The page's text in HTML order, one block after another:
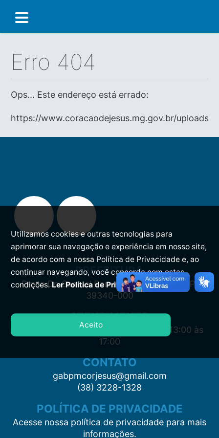
Erro 404
Ops... Este endereço está errado:
https://www.coracaodejesus.mg.gov.br/uploads/
PREFEITURA
Praça Dr. Samuel Barreto, s/n, Centro CEP:
39340-000
ATENDIMENTO
Segunda à Sexta: 7:00 às 11:00 e das 13:00 às
17:00
CONTATO
gabpmcorjesus@gmail.com
(38) 3228-1328
POLÍTICA DE PRIVACIDADE
Acesse nossa política de privacidade para mais
informações.
Utilizamos cookies e outras tecnologias para
aprimorar sua navegação e experiência em nosso site,
de acordo com a nossa Política de Privacidade e, ao
continuar navegando, você concorda com estas
condições.Ler Política de Privacidade.
Aceito